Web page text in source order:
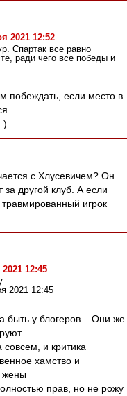
2021 12:52
Спартак все равно
ради чего все победы и
побеждать, если место в
)
с Хлусевичем? Он
другой клуб. А если
игрок
12:45
2021 12:45
быть у блогеров... Они же
совсем, и критика
хамство и
жены
прав, но не рожу